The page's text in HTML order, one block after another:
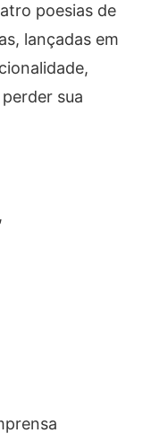
poesias de
lançadas em
sua